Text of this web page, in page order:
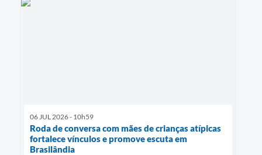
06 JUL 2026 - 10h59
Roda de conversa com mães de crianças atípicas
fortalece vínculos e promove escuta em
Brasilândia